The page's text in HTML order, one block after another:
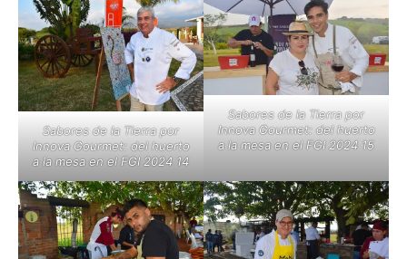
Sabores de la Tierra por
Innova Gourmet: del huerto
a la mesa en el FGI 2024 14
Sabores de la Tierra por
Innova Gourmet: del huerto
a la mesa en el FGI 2024 15